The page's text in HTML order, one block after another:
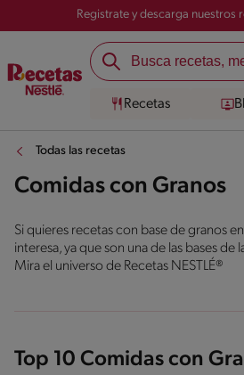
Registrate y descarga nuestros
Recetas
Todas las recetas
Comidas con Granos
Si quieres recetas con base de granos
interesa, ya que son una de las bases de
Mira el universo de Recetas NESTLÉ®
Top 10 Comidas con